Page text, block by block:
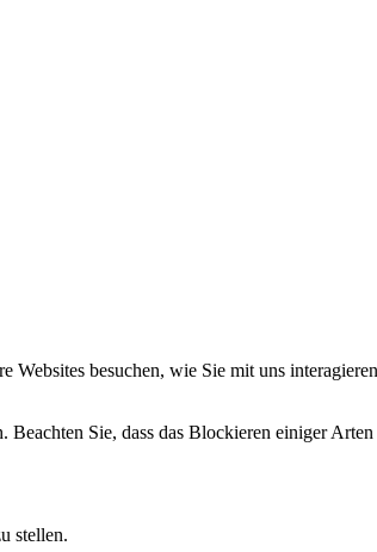
besuchen, wie Sie mit uns
Sie, dass das Blockieren einiger
stellen.